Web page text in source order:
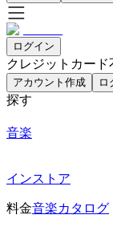
ログイン
クレジットカード
アカウント作成 ロ
探す
音楽
インストア
料金音楽カタログ